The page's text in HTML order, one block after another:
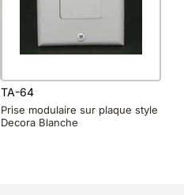
TA-64
Prise modulaire sur plaque style
Decora Blanche